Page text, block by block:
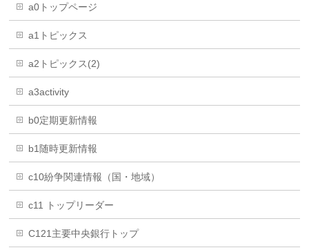
a0トップページ
a1トピックス
a2トピックス(2)
a3activity
b0定期更新情報
b1随時更新情報
c10紛争関連情報（国・地域）
c11 トップリーダー
C121主要中央銀行トップ